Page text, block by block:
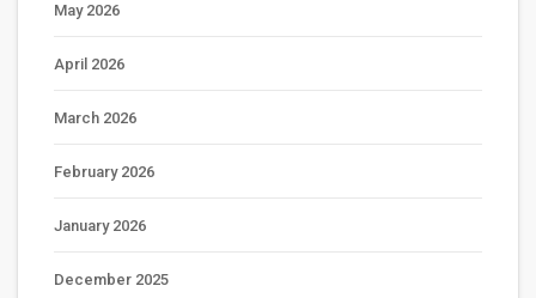
May 2026
April 2026
March 2026
February 2026
January 2026
December 2025